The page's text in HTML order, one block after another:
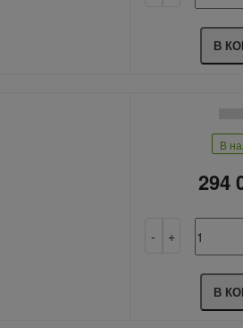
В
В
294
В